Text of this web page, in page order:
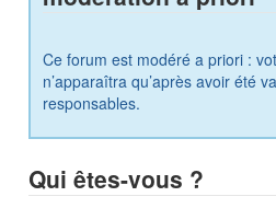
Ce forum est modéré a priori :
n’apparaîtra qu’après avoir été
responsables.
Qui êtes-vous ?